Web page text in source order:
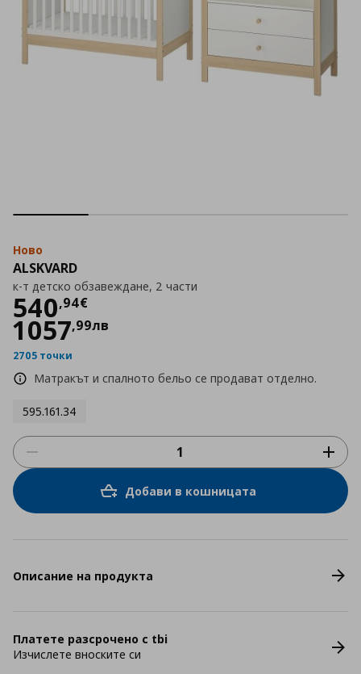
Ново
ALSKVARD
к-т детско обзавеждане, 2 части
540,94€
Цена540,94 €
1057,99лв
2705 точки
Матракът и спалното бельо се продават отделно.
595.161.34
Добави в кошницата
Описание на продукта
Платете разсрочено с tbi
Изчислете вноските си